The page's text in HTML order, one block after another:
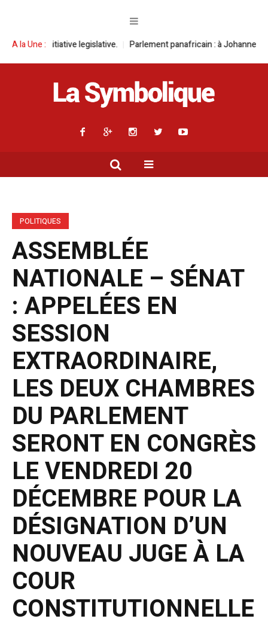
A la Une :
legislative. Parlement panafricain : à Johannesburg, Aimé Boji
POLITIQUES
ASSEMBLÉE
NATIONALE – SÉNAT
: APPELÉES EN
SESSION
EXTRAORDINAIRE,
LES DEUX CHAMBRES
DU PARLEMENT
SERONT EN CONGRÈS
LE VENDREDI 20
DÉCEMBRE POUR LA
DÉSIGNATION D’UN
NOUVEAU JUGE À LA
COUR
CONSTITUTIONNELLE